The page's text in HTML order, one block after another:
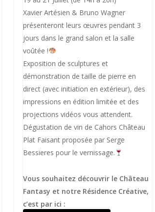
Xavier Artésien & Bruno Wagner
présenteront leurs œuvres pendant 3
jours dans le grand salon et la salle
voûtée !
Exposition de sculptures et
démonstration de taille de pierre en
direct (avec initiation en extérieur), des
impressions en édition limitée et des
projections vidéos vous attendent.
Dégustation de vin de Cahors Château
Plat Faisant proposée par Serge
Bessieres pour le vernissage.
Vous souhaitez découvrir le Château
Fantasy et notre Résidence Créative,
c’est par ici :